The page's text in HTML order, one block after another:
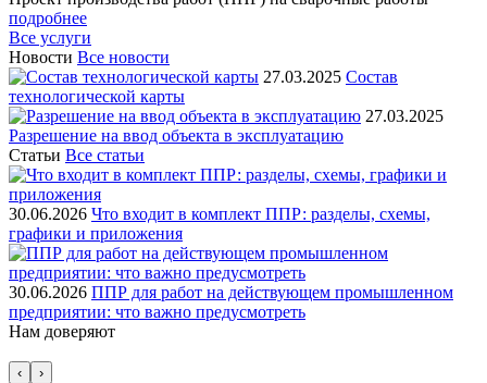
подробнее
Все услуги
Новости Все новости
27.03.2025 Состав
технологической карты
27.03.2025
Разрешение на ввод объекта в эксплуатацию
Статьи Все статьи
30.06.2026 Что входит в комплект ППР: разделы, схемы,
графики и приложения
30.06.2026 ППР для работ на действующем промышленном
предприятии: что важно предусмотреть
Нам доверяют
‹ ›